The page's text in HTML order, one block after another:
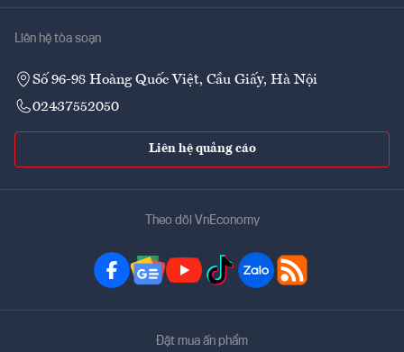
Liên hệ tòa soạn
Số 96-98 Hoàng Quốc Việt, Cầu Giấy, Hà Nội
02437552050
Liên hệ quảng cáo
Theo dõi VnEconomy
Đặt mua ấn phẩm